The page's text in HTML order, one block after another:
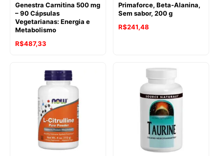
Genestra Carnitina 500 mg
– 90 Cápsulas
Vegetarianas: Energia e
Metabolismo
R$487,33
Primaforce, Beta-Alanina,
Sem sabor, 200 g
R$241,48